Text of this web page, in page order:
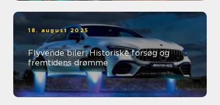
18. august 2025
Flyvende biler: Historiske forsøg og
fremtidens drømme